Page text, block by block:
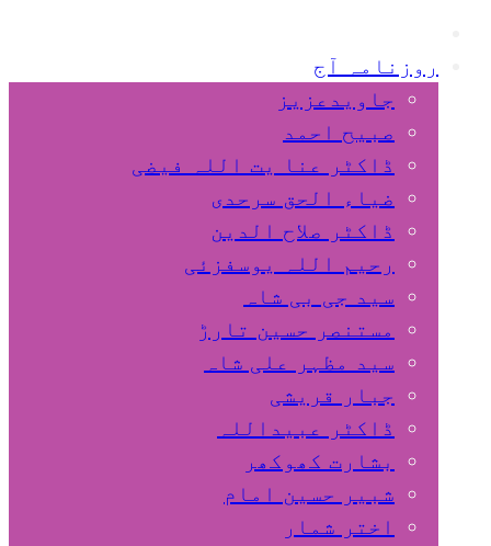
اول
روزنامہ آج
جاویدعزیز
صبیح احمد
ڈاکٹر عنا یت اللہ فیضی
ضیاء الحق سرحدی
ڈاکٹر صلاح الدین
رحیم اللہ یوسفزئی
سید جی بی شاہ
مستنصر حسین تارڑ
سید مظہر علی شاہ
جبار قریشی
ڈاکٹر عبیداللہ
بشارت کھوکھر
شبیر حسین امام
اختر شمار